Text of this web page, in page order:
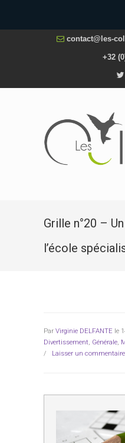
contact@les-
+32
Grille n°20 –
l’école
Par Virginie DELFANTE le
Divertissement, Générale,
/ Laisser un commentaire